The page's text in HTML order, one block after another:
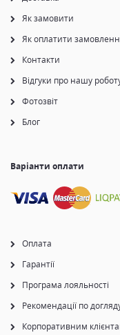
Як замовити
Як оплатити
Контакти
Відгуки про нашу
Фотозвіт
Блог
Оплата
Гарантії
Програма лояльності
Рекомендації по
Корпоративним
Варіанти оплати